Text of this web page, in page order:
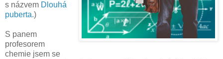
s názvem Dlouhá
puberta.)
S panem
profesorem
chemie jsem se